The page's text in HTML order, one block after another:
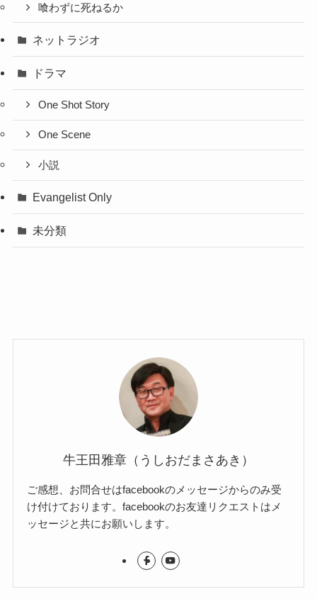
喰わずに死ねるか
ネットラジオ
ドラマ
One Shot Story
One Scene
小説
Evangelist Only
未分類
牛王田雅章（うしおだまさあき）
ご感想、お問合せはfacebookのメッセージからのみ受
け付けております。facebookのお友達リクエストはメ
ッセージと共にお願いします。